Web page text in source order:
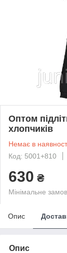
Оптом
хлопчиків
Немає в
Код: 5001+810
630 ₴
Мінімальне
Опис
Опис